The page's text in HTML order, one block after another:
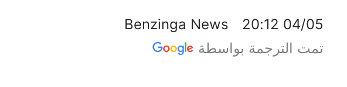
Benzinga News
20:12 04/05
تمت الترجمة بواسطة